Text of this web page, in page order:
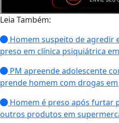
Leia Também:
Homem suspeito de agredir
preso em clínica psiquiátrica
PM apreende adolescente
prende homem com drogas em
Homem é preso após furtar
outros produtos em